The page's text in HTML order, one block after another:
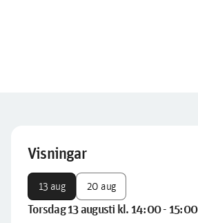
Visningar
13 aug 20 aug
Torsdag 13 augusti kl. 14:00 - 15:00